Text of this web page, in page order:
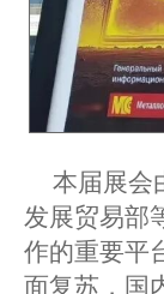
本届展会
发展贸易部
作的重要平
面复苏，国